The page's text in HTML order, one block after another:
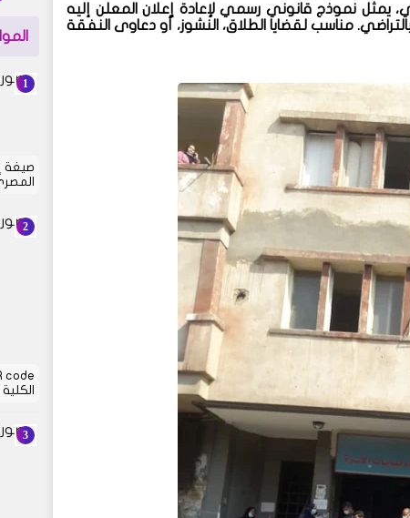
نموذج قانوني رسمي لإعادة إعلان المعلن إليه
مناسب لقضايا الطلاق، النشوز، أو دعاوى النفقة
صيغة